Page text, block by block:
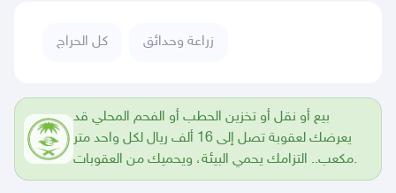
كل الحراج زراعة وحدائق
بيع أو نقل أو تخزين الحطب أو الفحم المحلي قد
يعرضك لعقوبة تصل إلى 16 ألف ريال لكل واحد متر
مكعب.. التزامك يحمي البيئة، ويحميك من العقوبات.